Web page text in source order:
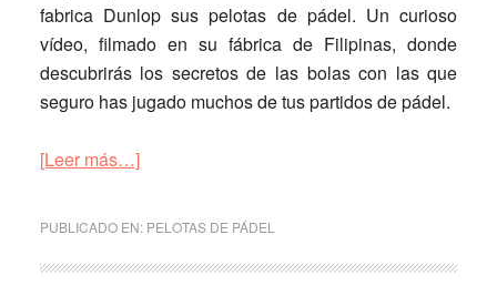
fabrica Dunlop sus pelotas de pádel. Un curioso
vídeo, filmado en su fábrica de Filipinas, donde
descubrirás los secretos de las bolas con las que
seguro has jugado muchos de tus partidos de pádel.
[Leer más…]acerca
fabrican
PUBLICADO EN: PELOTAS DE PÁDEL